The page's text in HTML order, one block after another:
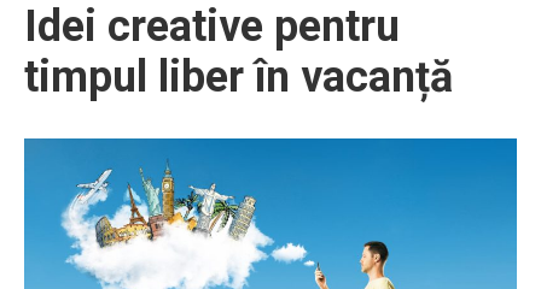
Idei creative pentru
timpul liber în vacanță